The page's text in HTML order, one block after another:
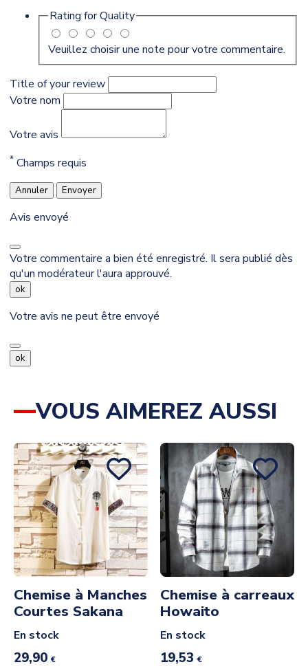
Rating forQuality
Veuillez choisir une note pour votre commentaire.
Title of your review
Votre nom
Votre avis
* Champs requis
Annuler Envoyer
Avis envoyé
Votre commentaire a bien été enregistré. Il sera publié dès
qu'un modérateur l'aura approuvé.
ok
Votre avis ne peut être envoyé
ok
VOUS AIMEREZ AUSSI
Chemise à Manches
Courtes Sakana
En stock
29,90 €
Chemise à carreaux
Howaito
En stock
19,53 €